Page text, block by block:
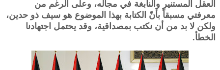
العقل المستنير والنابغة في مجاله، وعلى الرغم من
معرفتي مسبقاً بأنّ الكتابة بهذا الموضوع هو سيف ذو حدين،
ولكن لا بد من أن نكتب بمصداقية، وقد يحتمل اجتهادنا
الخطأ.